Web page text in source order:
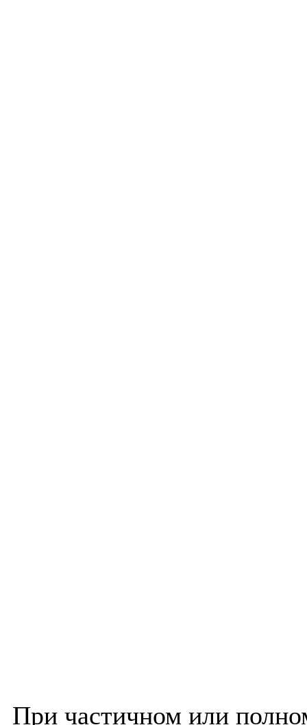
При частичном или